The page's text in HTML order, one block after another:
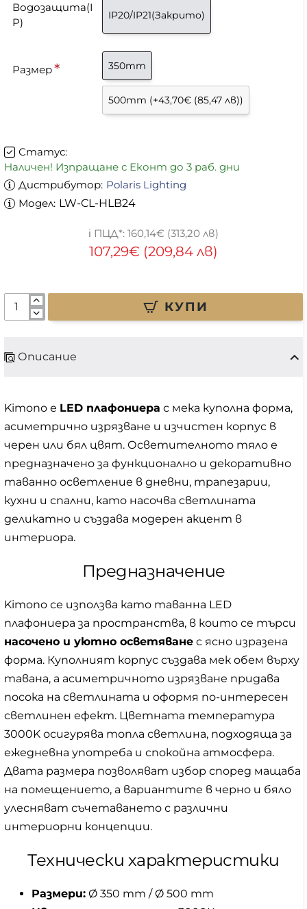
Статус:
Наличен! Изпращане с Еконт до 3 раб. дни
Дистрибутор: Polaris Lighting
Модел: LW-CL-HLB24
107,29€ (209,84 лв)
160,14€ (313,20 лв)
Водозащита(I
P)
IP20/IP21(Закрито)
Размер 350mm
500mm (+43,70€ (85,47 лв))
КУПИ
Описание
Kimono е LED плафониера с мека куполна форма,
асиметрично изрязване и изчистен корпус в
черен или бял цвят. Осветителното тяло е
предназначено за функционално и декоративно
таванно осветление в дневни, трапезарии,
кухни и спални, като насочва светлината
деликатно и създава модерен акцент в
интериора.
Предназначение
Kimono се използва като таванна LED
плафониера за пространства, в които се търси
насочено и уютно осветяване с ясно изразена
форма. Куполният корпус създава мек обем върху
тавана, а асиметричното изрязване придава
посока на светлината и оформя по-интересен
светлинен ефект. Цветната температура
3000K осигурява топла светлина, подходяща за
ежедневна употреба и спокойна атмосфера.
Двата размера позволяват избор според мащаба
на помещението, а вариантите в черно и бяло
улесняват съчетаването с различни
интериорни концепции.
Технически характеристики
Размери: Ø 350 mm / Ø 500 mm